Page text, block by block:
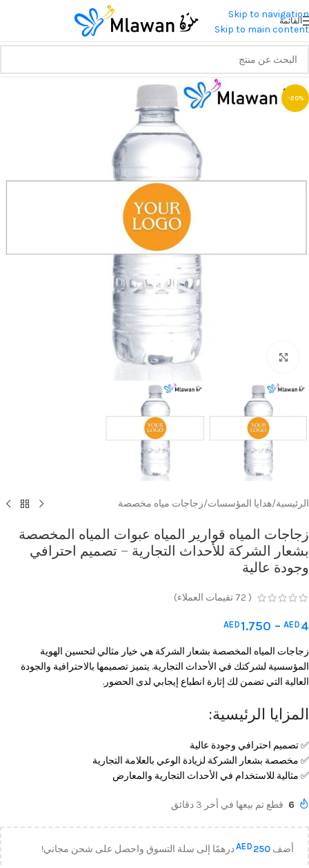
Skip to navigation
Skip to main content
القائمة
-20%
الرئيسية/هدايا المؤسسات/زجاجات مياه مخصصة
زجاجات المياه قوارير المياه عبوات المياه المخصصة
بشعار الشركة للأحداث التجارية – تصميم احترافي
وجودة عالية
(
72 تقيمات العملاء)
AED 4
–
AED 1.750
زجاجات المياه المخصصة بشعار الشركة هي خيار مثالي لتحسين الهوية
المؤسسية لشركتك في الأحداث التجارية. يتميز تصميمها بالاحترافية والجودة
العالية التي تضمن لك إثارة انطباع إيجابي لدى الحضور.
المزايا الرئيسية:
✅ تصميم احترافي وجودة عالية
✅ مخصصة بشعار الشركة لزيادة الوعي بالعلامة التجارية
✅ مثالية للاستخدام في الأحداث التجارية والمعارض
6 قطع تم بيعها في أخر 3 دقائق
أضف AED 250 درهمًا إلى سلة التسوق واحصل على شحن مجاني!